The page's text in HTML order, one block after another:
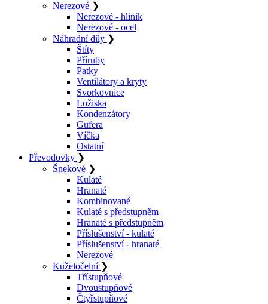
Nerezové ❯
Nerezové - hliník
Nerezové - ocel
Náhradní díly ❯
Štíty
Příruby
Patky
Ventilátory a kryty
Svorkovnice
Ložiska
Kondenzátory
Gufera
Víčka
Ostatní
Převodovky ❯
Šnekové ❯
Kulaté
Hranaté
Kombinované
Kulaté s předstupněm
Hranaté s předstupněm
Příslušenství - kulaté
Příslušenství - hranaté
Nerezové
Kuželočelní ❯
Třístupňové
Dvoustupňové
Čtyřstupňové